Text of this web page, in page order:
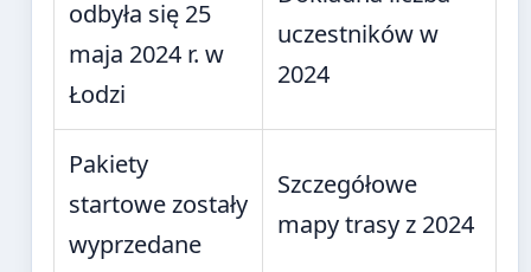
odbyła się 25
maja 2024 r. w
Łodzi
uczestników w
2024
Pakiety
startowe zostały
wyprzedane
Szczegółowe
mapy trasy z 2024